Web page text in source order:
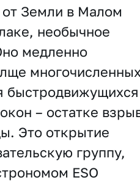
Земли в Малом
необычное
медленно
быстродвижущихся
– остатке
Это открытие
группу,
ESO